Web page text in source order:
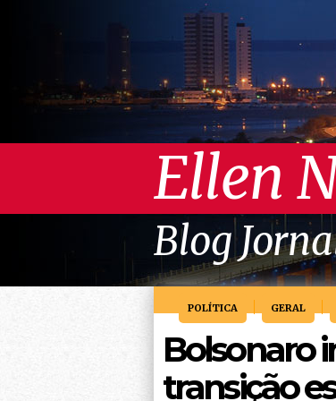
Ellen
Blog
POLÍTICA GERAL
Bolsonaro
transição